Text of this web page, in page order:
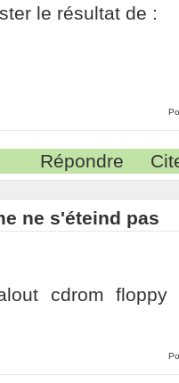
le résultat de :
Répondre
ne s'éteind pas
cdrom floppy